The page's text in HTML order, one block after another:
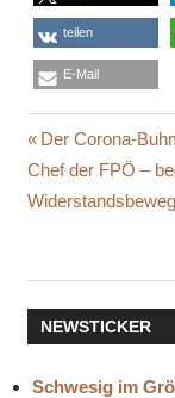
teilen
E-Mail
BÄUME
NATUR
Vorheriger
Beitrag:
Der Corona-
Chef der FPÖ –
NEWSTICKER
Schwesig im